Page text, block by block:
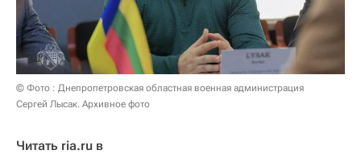
© Фото : Днепропетровская областная военная администрация
Сергей Лысак. Архивное фото
Читать ria.ru в